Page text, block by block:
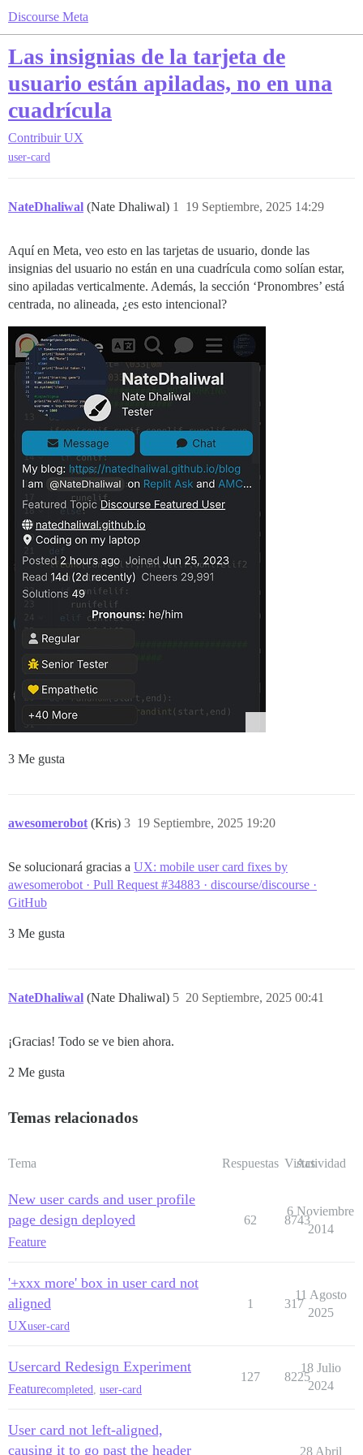
Discourse Meta
Las insignias de la tarjeta de
usuario están apiladas, no en una
cuadrícula
Contribuir UX
user-card
NateDhaliwal (Nate Dhaliwal) 19 Septiembre, 2025 14:29
1
Aquí en Meta, veo esto en las tarjetas de usuario, donde las
insignias del usuario no están en una cuadrícula como solían estar,
sino apiladas verticalmente. Además, la sección ‘Pronombres’ está
centrada, no alineada, ¿es esto intencional?
3 Me gusta
awesomerobot (Kris) 19 Septiembre, 2025 19:20
3
Se solucionará gracias a UX: mobile user card fixes by
awesomerobot · Pull Request #34883 · discourse/discourse ·
GitHub
3 Me gusta
NateDhaliwal (Nate Dhaliwal) 20 Septiembre, 2025 00:41
5
¡Gracias! Todo se ve bien ahora.
2 Me gusta
Temas relacionados
Tema Respuestas Vistas
Actividad
New user cards and user profile
page design deployed
Feature
62 8743
6 Noviembre
2014
'+xxx more' box in user card not
aligned
UXuser-card
1 317
11 Agosto
2025
Usercard Redesign Experiment
Featurecompleted user-card
127 8225
18 Julio
2024
User card not left-aligned,
causing it to go past the header
28 Abril